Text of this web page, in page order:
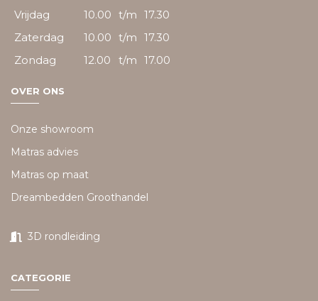
Vrijdag
10.00 t/m 17.30
Zaterdag
10.00 t/m 17.30
Zondag
12.00 t/m 17.00
OVER ONS
Onze showroom
Matras advies
Matras op maat
Dreambedden Groothandel
3D rondleiding
CATEGORIE